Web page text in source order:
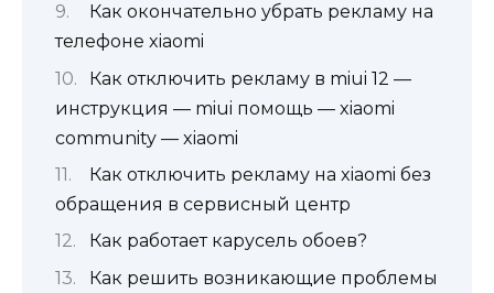
Как окончательно убрать рекламу на
телефоне xiaomi
Как отключить рекламу в miui 12 —
инструкция — miui помощь — xiaomi
community — xiaomi
Как отключить рекламу на xiaomi без
обращения в сервисный центр
Как работает карусель обоев?
Как решить возникающие проблемы